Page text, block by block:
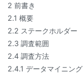
2 前書き
2.1 概要
2.2 ステークホルダー
2.3 調査範囲
2.4 調査方法
2.4.1 データマイニング